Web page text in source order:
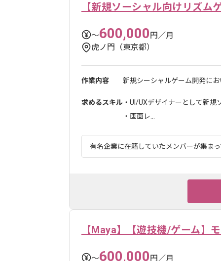
【新規ソーシャル向けリズム
〜600,000円／月
虎ノ門（東京都）
作業内容 新規シーシャルゲーム開発に
求めるスキル ・UI/UXデザイナーとして新
・画面レ...
有名企業に在籍していたメンバーが集ま
【Maya】【遊技機/ゲーム】
〜600,000円／月